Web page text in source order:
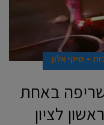
מיקי אלון
באחת
לציון